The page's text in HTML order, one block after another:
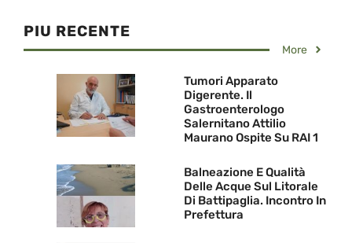
PIU RECENTE
More
Tumori Apparato
Digerente. Il
Gastroenterologo
Salernitano Attilio
Maurano Ospite Su RAI 1
Balneazione E Qualità
Delle Acque Sul Litorale
Di Battipaglia. Incontro In
Prefettura